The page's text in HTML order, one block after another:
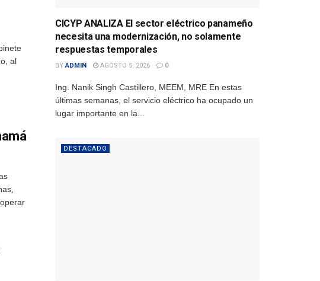
al
CICYP ANALIZA El sector eléctrico panameño
necesita una modernización, no solamente
respuestas temporales
BY ADMIN AGOSTO 5, 2026 0
Ing. Nanik Singh Castillero, MEEM, MRE En estas
últimas semanas, el servicio eléctrico ha ocupado un
lugar importante en la...
DESTACADO